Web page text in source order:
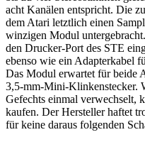
acht Kanälen entspricht. Die
dem Atari letztlich einen
winzigen Modul
den Drucker-Port des STE
ebenso wie ein Adapterkabel
Das Modul erwartet für beide
3,5-mm-Mini-Klinkenstecker.
Gefechts einmal verwechselt,
kaufen. Der Hersteller haftet
für keine daraus folgenden